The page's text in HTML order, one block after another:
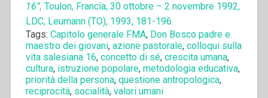
16”, Toulon, Francia, 30 ottobre – 2 novembre 1992,
LDC, Leumann (TO), 1993, 181-196.
Tags: Capitolo generale FMA, Don Bosco padre e
maestro dei giovani, azione pastorale, colloqui sulla
vita salesiana 16, concetto di sé, crescita umana,
cultura, istruzione popolare, metodologia educativa,
priorità della persona, questione antropologica,
reciprocità, socialità, valori umani